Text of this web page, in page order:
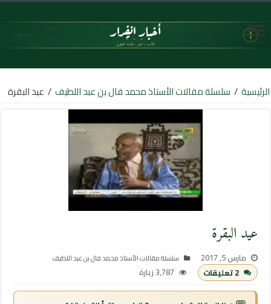
الرئيسية / سلسلة مقالات الأستاذ محمد فال بن عبد اللطيف / عيد البقرة
عيد البقرة
مارس 5, 2017 سلسلة مقالات الأستاذ محمد فال بن عبد اللطيف
2 تعليقات 3,787 زيارة